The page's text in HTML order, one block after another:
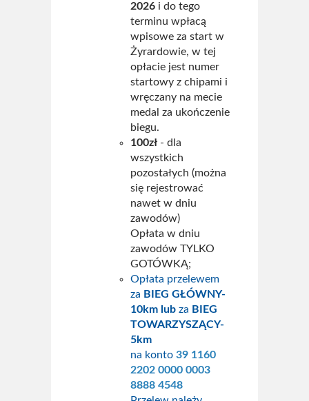
2026 i do tego
terminu wpłacą
wpisowe za start w
Żyrardowie, w tej
opłacie jest numer
startowy z chipami i
wręczany na mecie
medal za ukończenie
biegu.
100zł - dla
wszystkich
pozostałych (można
się rejestrować
nawet w dniu
zawodów)
Opłata w dniu
zawodów TYLKO
GOTÓWKĄ;
Opłata przelewem
za BIEG GŁÓWNY-
10km lub za BIEG
TOWARZYSZĄCY-
5km
na konto 39 1160
2202 0000 0003
8888 4548